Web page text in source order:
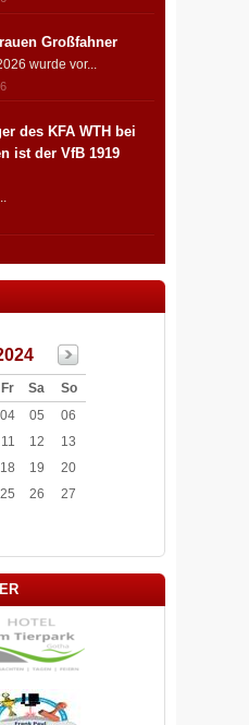
Großfahner
wurde vor...
des KFA WTH bei
ist der VfB 1919
Fr Sa
So
04 05
06
11 12
13
18 19
20
25 26
27